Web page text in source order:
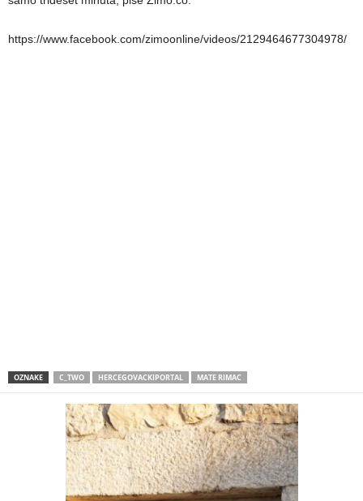
https://www.facebook.com/zimoonline/videos/2129464677304978/
OZNAKE C_TWO HERCEGOVACKIPORTAL MATE RIMAC